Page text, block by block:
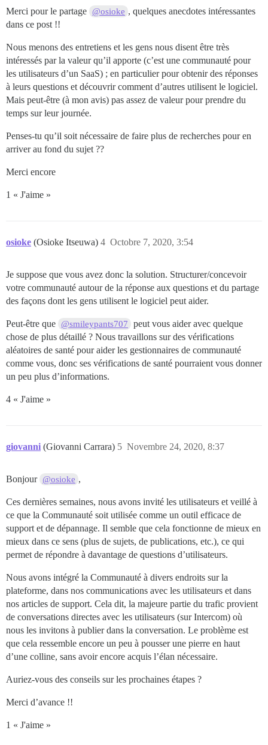
Merci pour le partage @osioke , quelques anecdotes intéressantes
dans ce post !!
Nous menons des entretiens et les gens nous disent être très
intéressés par la valeur qu’il apporte (c’est une communauté pour
les utilisateurs d’un SaaS) ; en particulier pour obtenir des réponses
à leurs questions et découvrir comment d’autres utilisent le logiciel.
Mais peut-être (à mon avis) pas assez de valeur pour prendre du
temps sur leur journée.
Penses-tu qu’il soit nécessaire de faire plus de recherches pour en
arriver au fond du sujet ??
Merci encore
1 « J'aime »
osioke (Osioke Itseuwa) Octobre 7, 2020, 3:54
4
Je suppose que vous avez donc la solution. Structurer/concevoir
votre communauté autour de la réponse aux questions et du partage
des façons dont les gens utilisent le logiciel peut aider.
Peut-être que @smileypants707
peut vous aider avec quelque
chose de plus détaillé ? Nous travaillons sur des vérifications
aléatoires de santé pour aider les gestionnaires de communauté
comme vous, donc ses vérifications de santé pourraient vous donner
un peu plus d’informations.
4 « J'aime »
giovanni (Giovanni Carrara) Novembre 24, 2020, 8:37
5
Bonjour @osioke ,
Ces dernières semaines, nous avons invité les utilisateurs et veillé à
ce que la Communauté soit utilisée comme un outil efficace de
support et de dépannage. Il semble que cela fonctionne de mieux en
mieux dans ce sens (plus de sujets, de publications, etc.), ce qui
permet de répondre à davantage de questions d’utilisateurs.
Nous avons intégré la Communauté à divers endroits sur la
plateforme, dans nos communications avec les utilisateurs et dans
nos articles de support. Cela dit, la majeure partie du trafic provient
de conversations directes avec les utilisateurs (sur Intercom) où
nous les invitons à publier dans la conversation. Le problème est
que cela ressemble encore un peu à pousser une pierre en haut
d’une colline, sans avoir encore acquis l’élan nécessaire.
Auriez-vous des conseils sur les prochaines étapes ?
Merci d’avance !!
1 « J'aime »